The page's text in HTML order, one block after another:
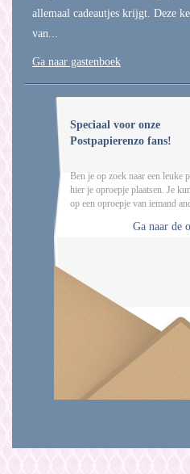
allemaal cadeautjes krijgt. Deze
van...
Ga naar gastenboek
Speciaal voor onze
Postpapierenzo fans!
Ben je op zoek naar een leuke
hier je oproepje plaatsen. Je
op een oproepje van iemand
Ga naar de